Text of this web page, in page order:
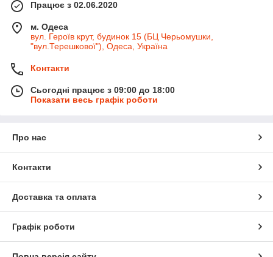
Працює з 02.06.2020
м. Одеса
вул. Героїв крут, будинок 15 (БЦ Черьомушки,
"вул.Терешкової"), Одеса, Україна
Контакти
Сьогодні працює з 09:00 до 18:00
Показати весь графік роботи
Про нас
Контакти
Доставка та оплата
Графік роботи